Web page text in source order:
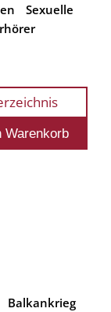
Sexuelle
Balkankrieg